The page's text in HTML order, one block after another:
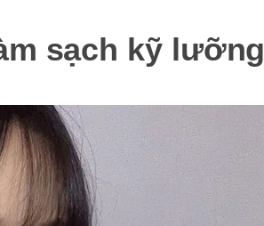
sạch kỹ lưỡng